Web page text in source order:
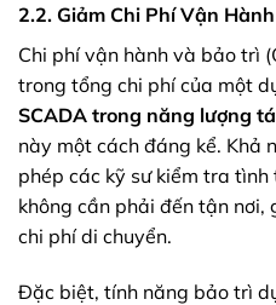
2.2. Giảm Chi Phí Vận
Chi phí vận hành và bảo trì
trong tổng chi phí của một
SCADA trong năng lượng
này một cách đáng kể. Khả
phép các kỹ sư kiểm tra
không cần phải đến tận
chi phí di chuyển.
Đặc biệt, tính năng bảo trì